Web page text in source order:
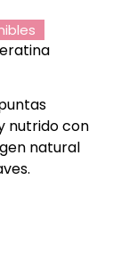
nutrido con
natural